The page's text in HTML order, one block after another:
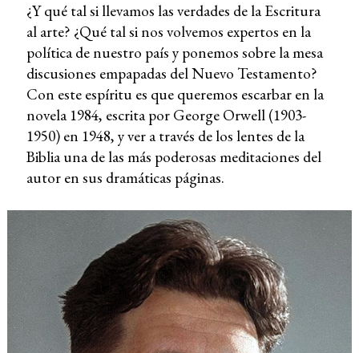
¿Y qué tal si llevamos las verdades de la Escritura
al arte? ¿Qué tal si nos volvemos expertos en la
política de nuestro país y ponemos sobre la mesa
discusiones empapadas del Nuevo Testamento?
Con este espíritu es que queremos escarbar en la
novela 1984, escrita por George Orwell (1903-
1950) en 1948, y ver a través de los lentes de la
Biblia una de las más poderosas meditaciones del
autor en sus dramáticas páginas.